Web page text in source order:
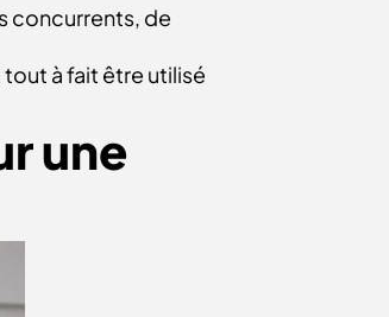
concurrents, de
à fait être utilisé
une